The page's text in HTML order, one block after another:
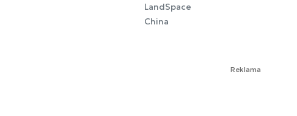
LandSpace
China
Reklama